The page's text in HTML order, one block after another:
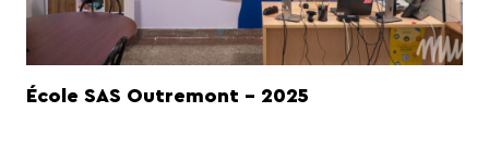
École SAS Outremont - 2025